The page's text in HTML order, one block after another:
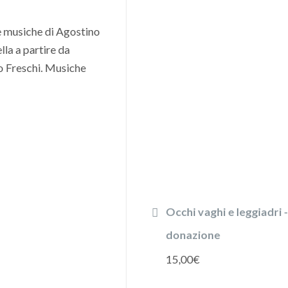
musiche di Agostino
a partire da
Freschi. Musiche
Occhi vaghi e leggiadri -
donazione
15,00€